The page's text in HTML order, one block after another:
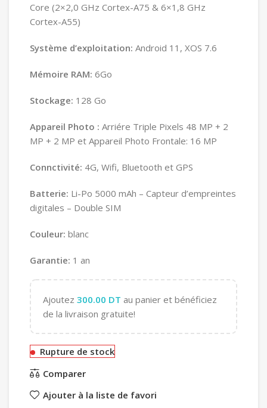
Core (2×2,0 GHz Cortex-A75 & 6×1,8 GHz
Cortex-A55)
Système d’exploitation: Android 11, XOS 7.6
Mémoire RAM: 6Go
Stockage: 128 Go
Appareil Photo : Arriére Triple Pixels 48 MP + 2
MP + 2 MP et Appareil Photo Frontale: 16 MP
Connctivité: 4G, Wifi, Bluetooth et GPS
Batterie: Li-Po 5000 mAh – Capteur d’empreintes
digitales – Double SIM
Couleur: blanc
Garantie: 1 an
Ajoutez 300.00 DT au panier et bénéficiez
de la livraison gratuite!
Rupture de stock
Comparer
Ajouter à la liste de favori